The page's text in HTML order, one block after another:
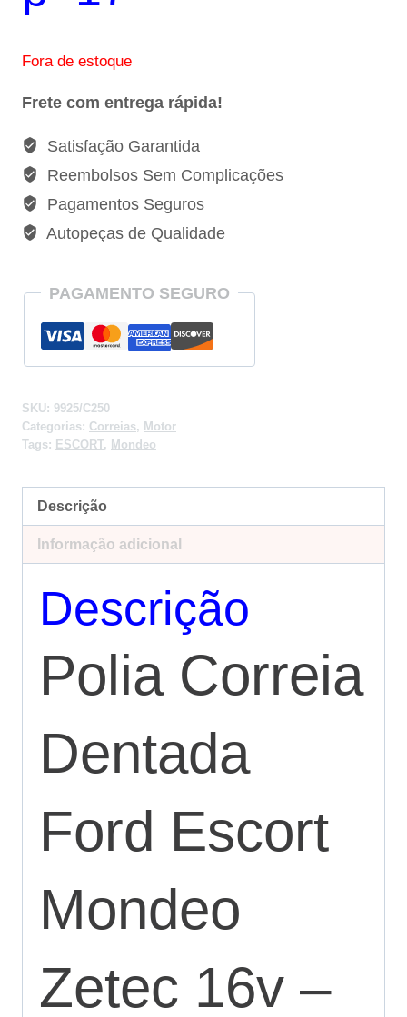
Fora de estoque
Frete com entrega rápida!
Satisfação Garantida
Reembolsos Sem Complicações
Pagamentos Seguros
Autopeças de Qualidade
PAGAMENTO SEGURO
SKU: 9925/C250
Categorias: Correias, Motor
Tags: ESCORT, Mondeo
Descrição
Informação adicional
Descrição
Polia Correia
Dentada
Ford Escort
Mondeo
Zetec 16v –